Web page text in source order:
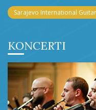
Sarajevo International
KONCERTI